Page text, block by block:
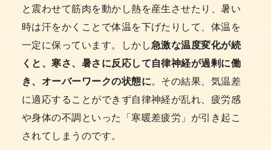
と震わせて筋肉を動かし熱を産生させたり、暑い
時は汗をかくことで体温を下げたりして、体温を
一定に保っています。しかし急激な温度変化が続
くと、寒さ、暑さに反応して自律神経が過剰に働
き、オーバーワークの状態に。その結果、気温差
に適応することができず自律神経が乱れ、疲労感
や身体の不調といった「寒暖差疲労」が引き起こ
されてしまうのです。